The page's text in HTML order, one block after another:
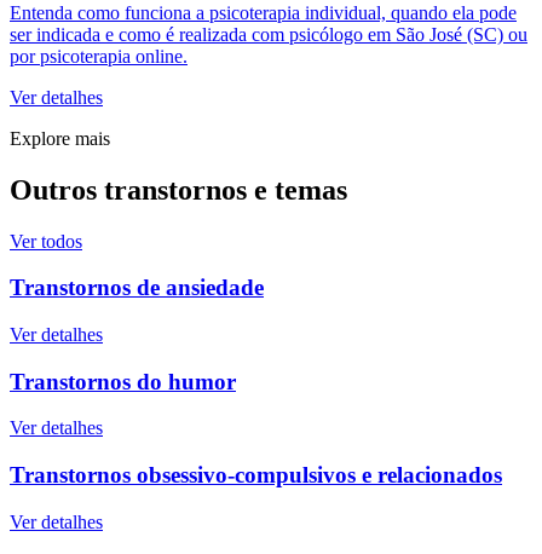
Entenda como funciona a psicoterapia individual, quando ela pode
ser indicada e como é realizada com psicólogo em São José (SC) ou
por psicoterapia online.
Ver detalhes
Explore mais
Outros transtornos e temas
Ver todos
Transtornos de ansiedade
Ver detalhes
Transtornos do humor
Ver detalhes
Transtornos obsessivo-compulsivos e relacionados
Ver detalhes